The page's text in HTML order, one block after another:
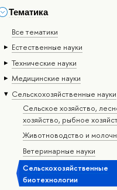
Тематика
Все тематики
Естественные науки
Тех­ничес­кие науки
Медицинские науки
Сельскохозяйственные науки
Сельское хозяйство,
хозяйство, рыбное
Животноводство и
Ветеринарные науки
Сельскохозяйственные
биотехнологии